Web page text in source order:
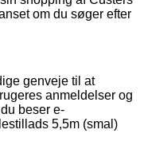
om du søger efter
genveje til at
anmeldelser og
beser e-
5,5m (smal)